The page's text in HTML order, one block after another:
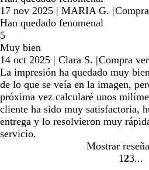
17 nov 2025 | MARIA G. |
Han quedado fenomenal
5
Muy bien
14 oct 2025 | Clara S. |Compra
La impresión ha quedado muy
de lo que se veía en la imagen,
próxima vez calcularé unos
cliente ha sido muy satisfactoria,
entrega y lo resolvieron muy
servicio.
Mostrar
Ir
1 Ir
2Ir
3